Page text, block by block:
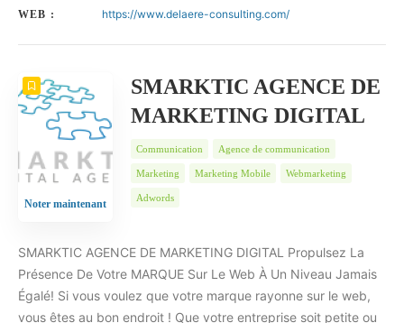
WEB : https://www.delaere-consulting.com/
Noter maintenant
SMARKTIC AGENCE DE
MARKETING DIGITAL
Communication Agence de communication
Marketing Marketing Mobile Webmarketing
Adwords
SMARKTIC AGENCE DE MARKETING DIGITAL Propulsez La
Présence De Votre MARQUE Sur Le Web À Un Niveau Jamais
Égalé! Si vous voulez que votre marque rayonne sur le web,
vous êtes au bon endroit ! Que votre entreprise soit petite ou